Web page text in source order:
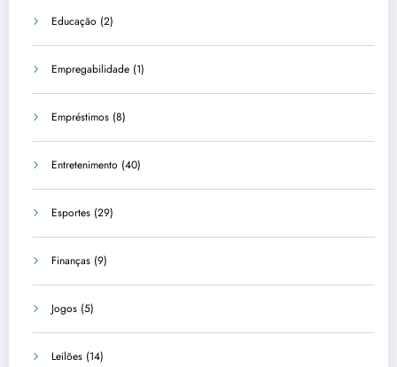
Educação (2)
Empregabilidade (1)
Empréstimos (8)
Entretenimento (40)
Esportes (29)
Finanças (9)
Jogos (5)
Leilões (14)